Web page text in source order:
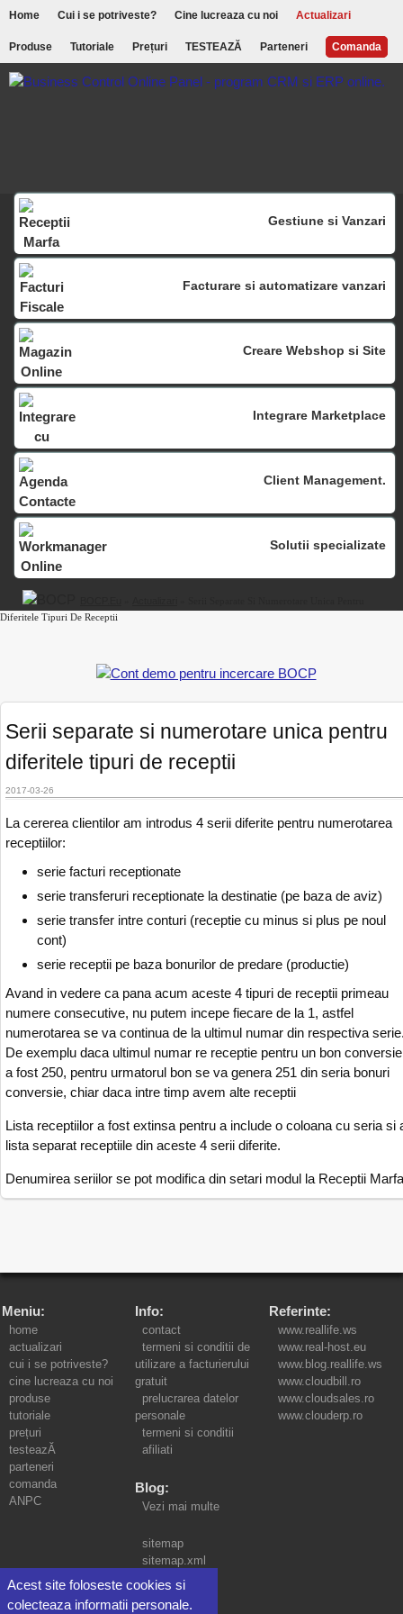
Acest site foloseste cookies si
colecteaza informatii personale.
Home Cui i se potriveste? Cine lucreaza cu noi Actualizari
Produse Tutoriale Prețuri TESTEAZĂ Parteneri Comanda
Gestiune si Vanzari
Facturare si automatizare vanzari
Creare Webshop si Site
Integrare Marketplace
Client Management.
Solutii specializate
Diferitele Tipuri De Receptii
Serii separate si numerotare unica pentru
diferitele tipuri de receptii
2017-03-26
La cererea clientilor am introdus 4 serii diferite pentru numerotarea
receptiilor:
serie facturi receptionate
serie transferuri receptionate la destinatie (pe baza de aviz)
serie transfer intre conturi (receptie cu minus si plus pe noul
cont)
serie receptii pe baza bonurilor de predare (productie)
Avand in vedere ca pana acum aceste 4 tipuri de receptii primeau
numere consecutive, nu putem incepe fiecare de la 1, astfel
numerotarea se va continua de la ultimul numar din respectiva
De exemplu daca ultimul numar re receptie pentru un bon conversie
a fost 250, pentru urmatorul bon se va genera 251 din seria bonuri
conversie, chiar daca intre timp avem alte receptii
Lista receptiilor a fost extinsa pentru a include o coloana cu seria si
lista separat receptiile din aceste 4 serii diferite.
Denumirea seriilor se pot modifica din setari modul la Receptii Marfa
Meniu:
home
actualizari
cui i se potriveste?
cine lucreaza cu noi
produse
tutoriale
prețuri
testeazĂ
parteneri
comanda
ANPC
Info:
contact
termeni si conditii de
utilizare a facturierului
gratuit
prelucrarea datelor
personale
termeni si conditii
afiliati
Blog:
Vezi mai multe
sitemap
sitemap.xml
Referinte:
www.reallife.ws
www.real-host.eu
www.blog.reallife.ws
www.cloudbill.ro
www.cloudsales.ro
www.clouderp.ro